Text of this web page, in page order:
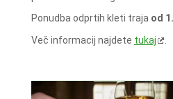
Ponudba odprtih kleti traja od
Več informacij najdete tukaj